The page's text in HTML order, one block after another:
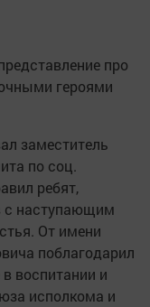
про
героями
заместитель
по соц.
ребят,
с наступающим
От имени
поблагодарил
воспитании и
исполкома и